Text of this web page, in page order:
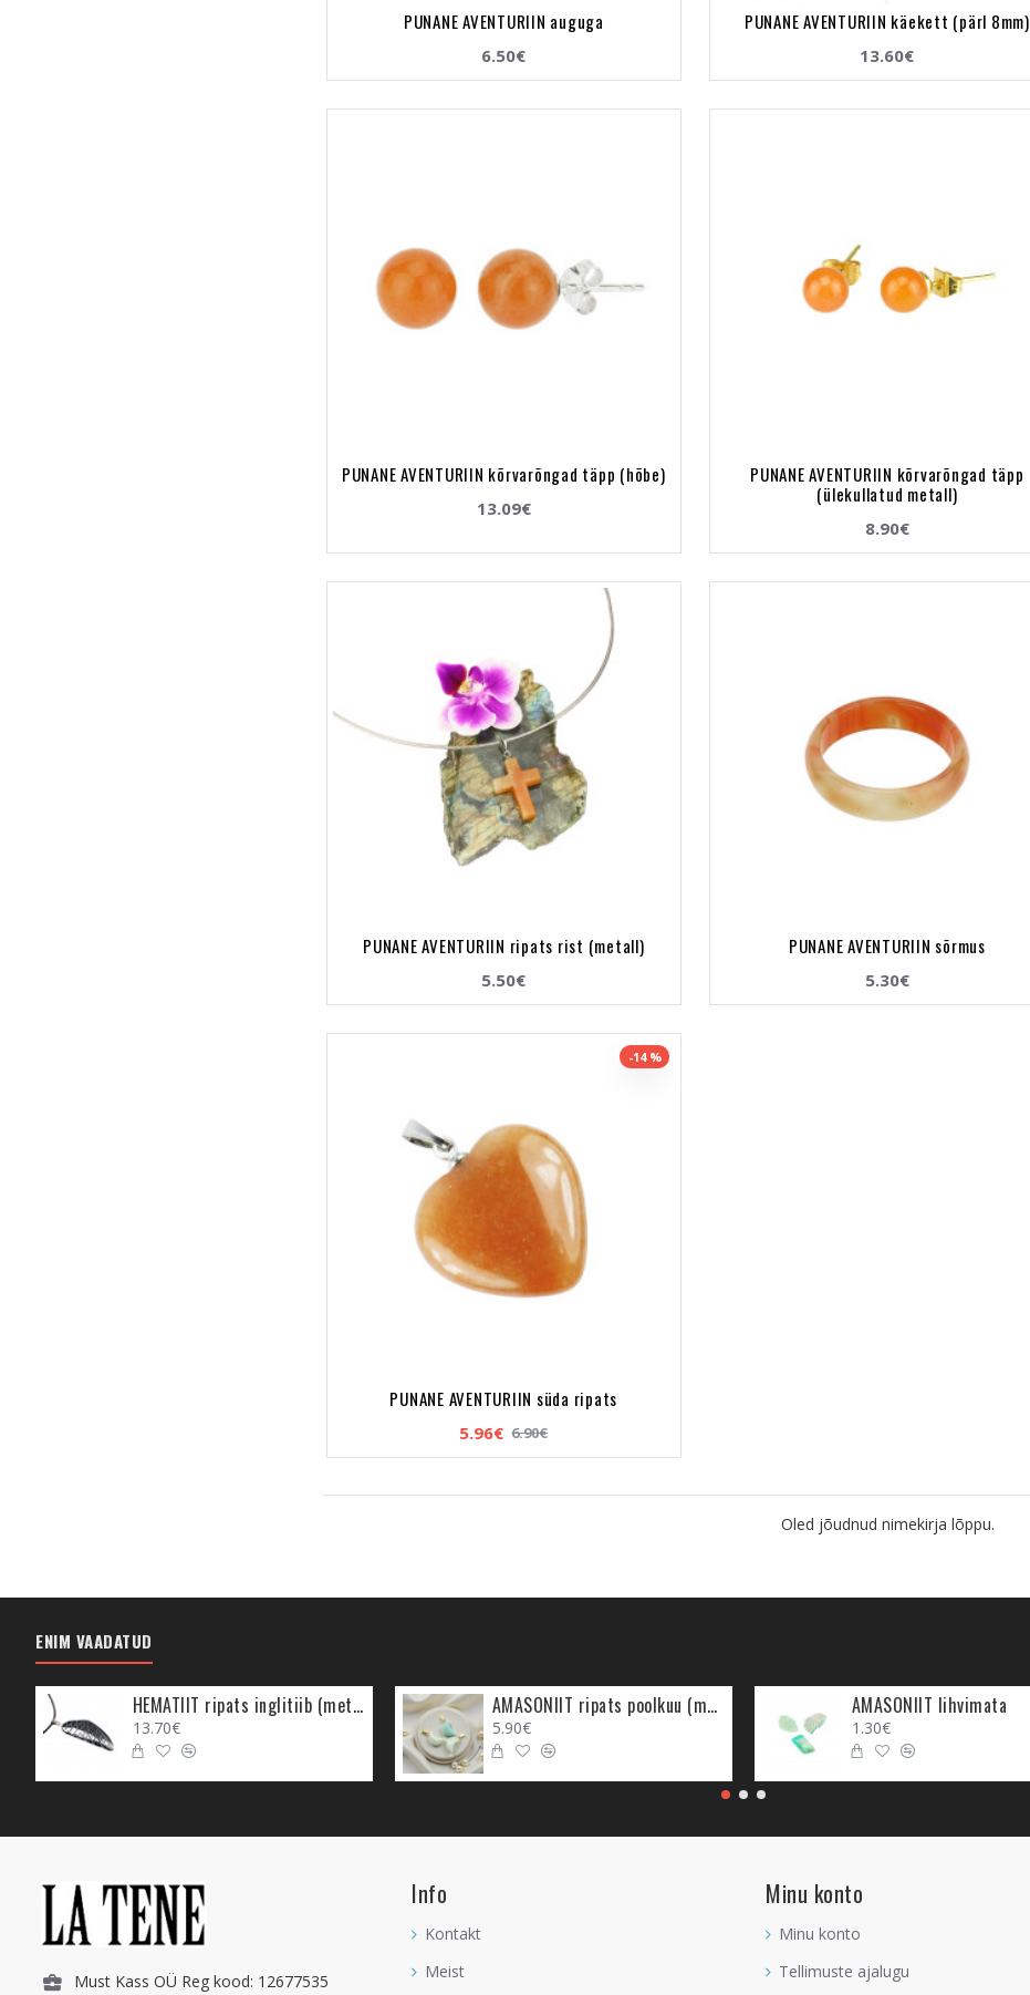
PUNANE AVENTURIIN auguga
6.50€
PUNANE AVENTURIIN käekett (pärl 8mm)
13.60€
PUNANE AVENTURIIN kõrvarõngad täpp (hõbe)
13.09€
PUNANE AVENTURIIN kõrvarõngad täpp
(ülekullatud metall)
8.90€
PUNANE AVENTURIIN ripats rist (metall)
5.50€
PUNANE AVENTURIIN sõrmus
5.30€
-14 %
PUNANE AVENTURIIN süda ripats
5.96€ 6.90€
Oled jõudnud nimekirja lõppu.
ENIM VAADATUD
HEMATIIT ripats inglitiib (metall)
13.70€
AMASONIIT ripats poolkuu (metall)
5.90€
AMASONIIT lihvimata
1.30€
Must Kass OÜ Reg kood: 12677535
Info
Kontakt
Meist
Minu konto
Minu konto
Tellimuste ajalugu